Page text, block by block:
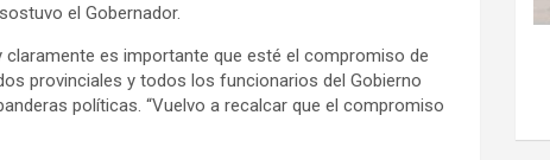
el Gobernador.
es importante que esté el compromiso de
provinciales y todos los funcionarios del Gobierno
políticas. “Vuelvo a recalcar que el compromiso